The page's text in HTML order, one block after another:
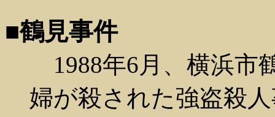
■鶴見事件
1988年6月、横浜市
婦が殺された強盗殺